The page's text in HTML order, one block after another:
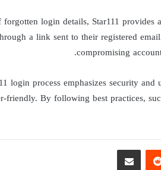
login details, Star111
a link sent to their registered
compromising
login process emphasizes security
friendly. By following best practices,
مشاركة عبر البريد